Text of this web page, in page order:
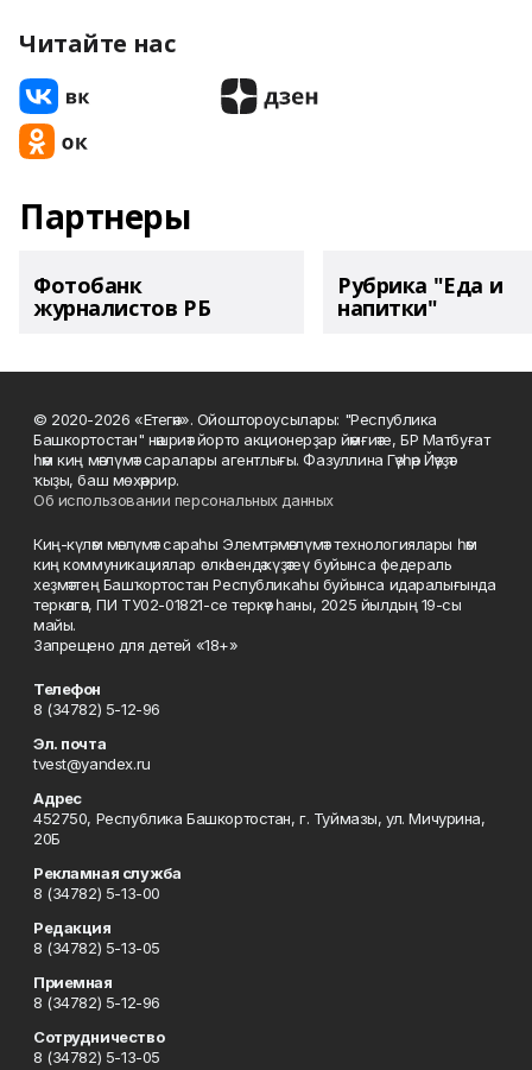
Читайте нас
Партнеры
Фотобанк
журналистов РБ
Рубрика "Еда и
напитки"
© 2020-2026 «Етегән». Ойоштороусылары: "Республика
Башкортостан" нәшриәт йорто акционерҙар йәмғиәте, БР Матбуғат
һәм киң мәғлүмәт саралары агентлығы. Фазуллина Гәүһәр Йәүҙәт
ҡыҙы, баш мөхәррир.
Об использовании персональных данных
Киң-күләм мәғлүмәт сараһы Элемтә, мәғлүмәт технологиялары һәм
киң коммуникациялар өлкәһендә күҙәтеү буйынса федераль
хеҙмәттең Башҡортостан Республикаһы буйынса идаралығында
теркәлгән, ПИ ТУ02-01821-се теркәү һаны, 2025 йылдың 19-сы
майы.
Запрещено для детей «18+»
Телефон
8 (34782) 5-12-96
Эл. почта
tvest@yandex.ru
Адрес
452750, Республика Башкортостан, г. Туймазы, ул. Мичурина,
20Б
Рекламная служба
8 (34782) 5-13-00
Редакция
8 (34782) 5-13-05
Приемная
8 (34782) 5-12-96
Сотрудничество
8 (34782) 5-13-05